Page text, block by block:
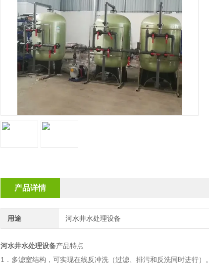
产品详情
用途 河水井水处理设备
河水井水处理设备产品特点
1．多滤室结构，可实现在线反冲洗（过滤、排污和反洗同时进行）。